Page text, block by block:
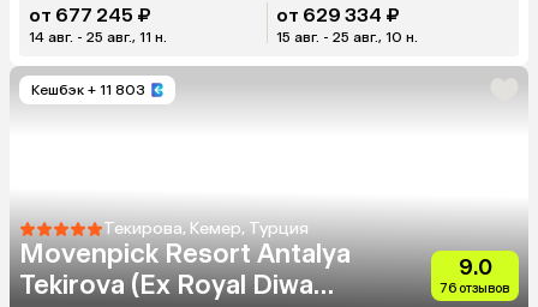
от 677 245 ₽
14 авг. - 25 авг., 11 н.
от 629 334 ₽
15 авг. - 25 авг., 10 н.
Кешбэк + 11 803
Текирова, Кемер, Турция
Movenpick Resort Antalya
Tekirova (Ex Royal Diwa
9.0
76 отзывов